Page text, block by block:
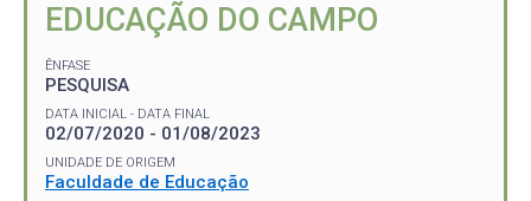
EDUCAÇÃO DO CAMPO
ÊNFASE
PESQUISA
DATA INICIAL - DATA FINAL
02/07/2020 - 01/08/2023
UNIDADE DE ORIGEM
Faculdade de Educação